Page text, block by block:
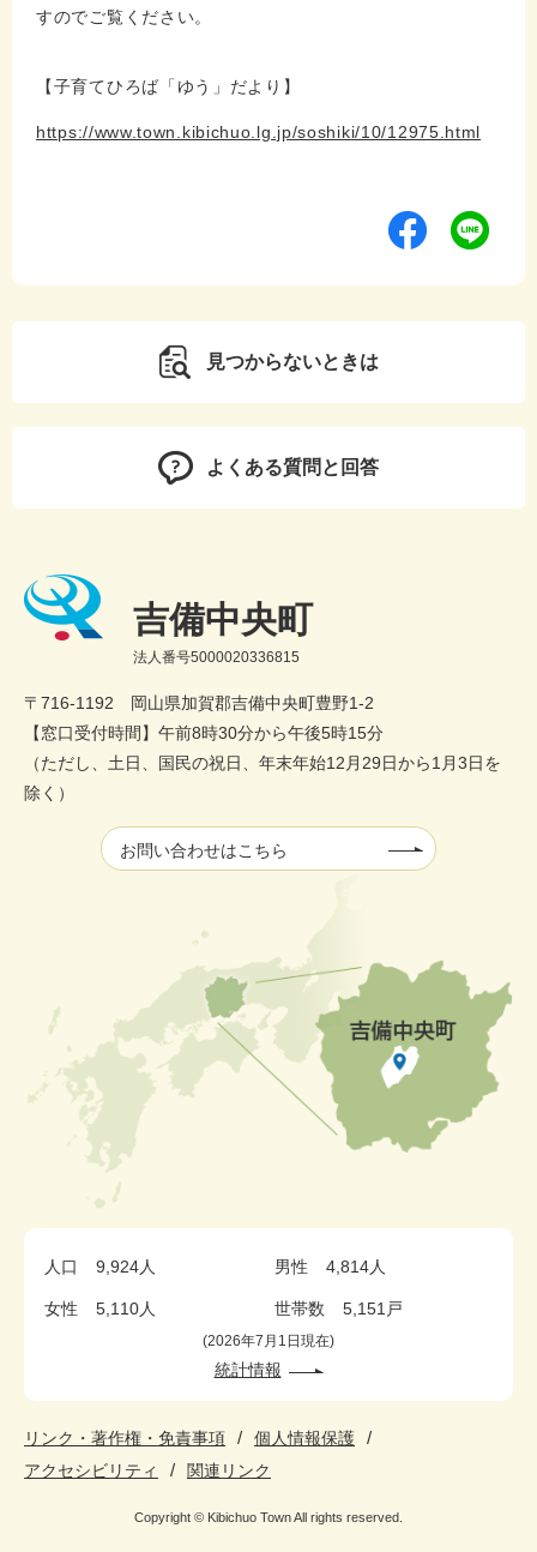
すのでご覧ください。
【子育てひろば「ゆう」だより】
https://www.town.kibichuo.lg.jp/soshiki/10/12975.html
見つからないときは
よくある質問と回答
吉備中央町
法人番号5000020336815
〒716-1192 岡山県加賀郡吉備中央町豊野1-2
【窓口受付時間】午前8時30分から午後5時15分
（ただし、土日、国民の祝日、年末年始12月29日から1月3日を
除く）
お問い合わせはこちら
人口 9,924人 男性 4,814人
女性 5,110人 世帯数 5,151戸
2026年7月1日現在
統計情報
リンク・著作権・免責事項
個人情報保護
アクセシビリティ
関連リンク
Copyright © Kibichuo Town All rights reserved.